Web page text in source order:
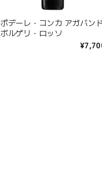
ポデーレ・コンカ アガバン
ボルゲリ・ロッソ